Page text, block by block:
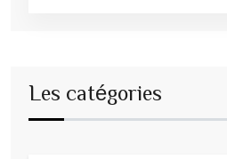
Les catégories